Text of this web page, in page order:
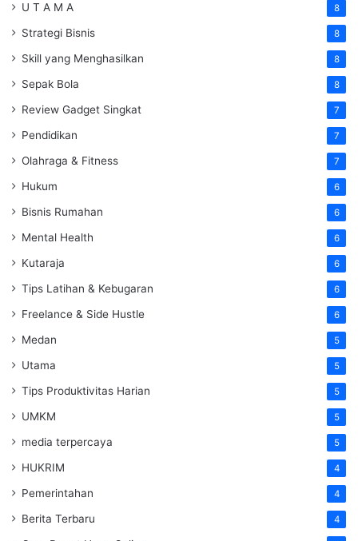
U T A M A 8
Strategi Bisnis 8
Skill yang Menghasilkan 8
Sepak Bola 8
Review Gadget Singkat 7
Pendidikan 7
Olahraga & Fitness 7
Hukum 6
Bisnis Rumahan 6
Mental Health 6
Kutaraja 6
Tips Latihan & Kebugaran 6
Freelance & Side Hustle 6
Medan 5
Utama 5
Tips Produktivitas Harian 5
UMKM 5
media terpercaya 5
HUKRIM 4
Pemerintahan 4
Berita Terbaru 4